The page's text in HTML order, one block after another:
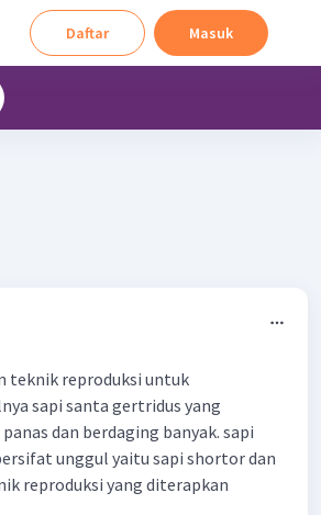
Daftar Masuk
teknik reproduksi untuk
sapi santa gertridus yang
dan berdaging banyak. sapi
unggul yaitu sapi shortor dan
reproduksi yang diterapkan